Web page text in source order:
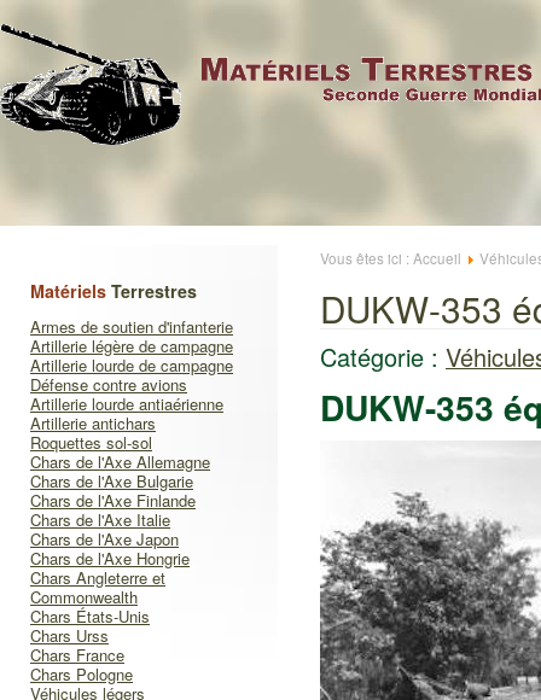
Matériels Terrestres
Armes de soutien d'infanterie
Artillerie légère de campagne
Artillerie lourde de campagne
Défense contre avions
Artillerie lourde antiaérienne
Artillerie antichars
Roquettes sol-sol
Chars de l'Axe Allemagne
Chars de l'Axe Bulgarie
Chars de l'Axe Finlande
Chars de l'Axe Italie
Chars de l'Axe Japon
Chars de l'Axe Hongrie
Chars Angleterre et
Commonwealth
Chars États-Unis
Chars Urss
Chars France
Chars Pologne
Véhicules légers
Vous êtes ici : Accueil
DUKW-353
Catégorie :
DUKW-353